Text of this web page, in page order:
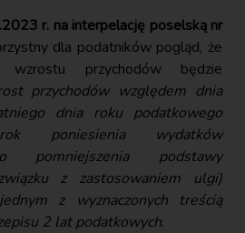
r. na interpelację poselską nr
dla podatników pogląd, że
przychodów będzie
przychodów względem dnia
dnia roku podatkowego
rok poniesienia wydatków
pomniejszenia podstawy
z zastosowaniem ulgi)
z wyznaczonych treścią
2 lat podatkowych.